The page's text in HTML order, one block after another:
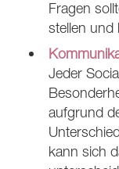
Fragen
stellen und
Jeder
aufgrund
kann sich